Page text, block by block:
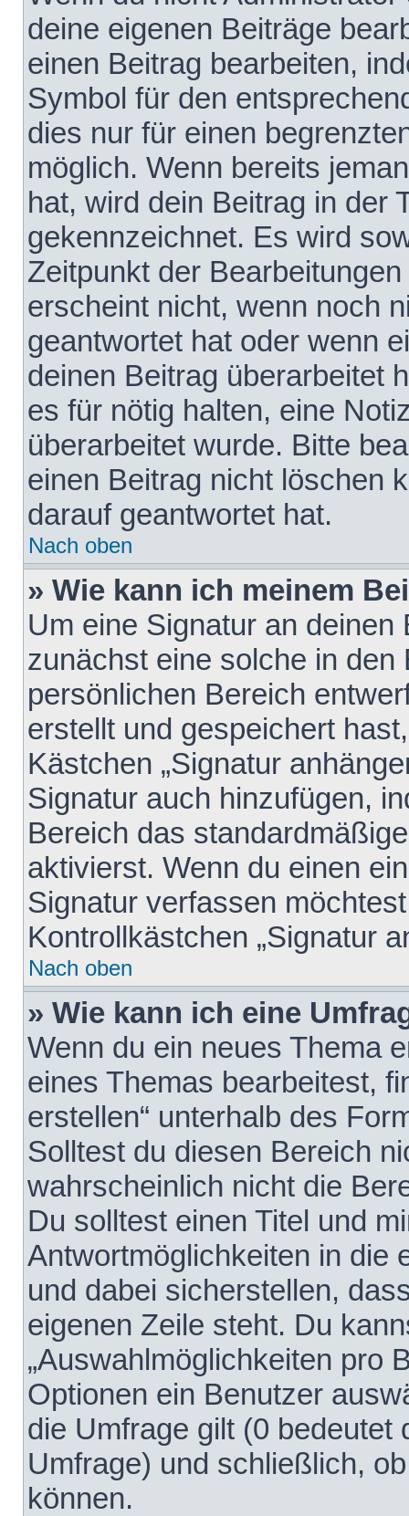
deine eigenen Beiträge
einen Beitrag bearbeiten,
Symbol für den
dies nur für einen
möglich. Wenn bereits
hat, wird dein Beitrag in der
gekennzeichnet. Es wird
Zeitpunkt der
erscheint nicht, wenn noch
geantwortet hat oder wenn
deinen Beitrag überarbeitet
es für nötig halten, eine
überarbeitet wurde. Bitte
einen Beitrag nicht löschen
darauf geantwortet hat.
Nach oben
» Wie kann ich meinem
Um eine Signatur an
zunächst eine solche in den
persönlichen Bereich
erstellt und gespeichert
Kästchen „Signatur
Signatur auch hinzufügen,
Bereich das
aktivierst. Wenn du einen
Signatur verfassen
Kontrollkästchen „Signatur
Nach oben
» Wie kann ich eine
Wenn du ein neues Thema
eines Themas bearbeitest,
erstellen“ unterhalb des
Solltest du diesen Bereich
wahrscheinlich nicht die
Du solltest einen Titel und
Antwortmöglichkeiten in die
und dabei sicherstellen,
eigenen Zeile steht. Du
„Auswahlmöglichkeiten pro
Optionen ein Benutzer
die Umfrage gilt (0 bedeutet
Umfrage) und schließlich,
können.